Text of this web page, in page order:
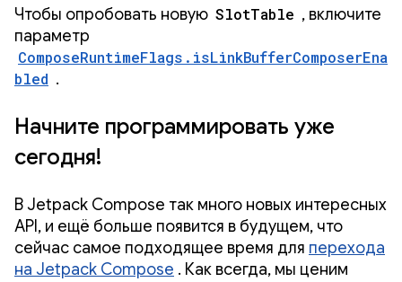
Чтобы опробовать новую SlotTable , включите
параметр
ComposeRuntimeFlags.isLinkBufferComposerEna
bled .
Начните программировать уже
сегодня!
В Jetpack Compose так много новых интересных
API, и ещё больше появится в будущем, что
сейчас самое подходящее время для перехода
на Jetpack Compose . Как всегда, мы ценим